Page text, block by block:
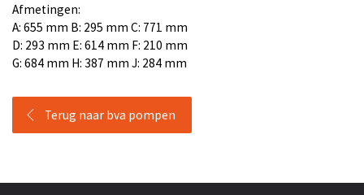
Afmetingen:
A: 655 mm B: 295 mm C: 771 mm
D: 293 mm E: 614 mm F: 210 mm
G: 684 mm H: 387 mm J: 284 mm
Terug naar bva pompen